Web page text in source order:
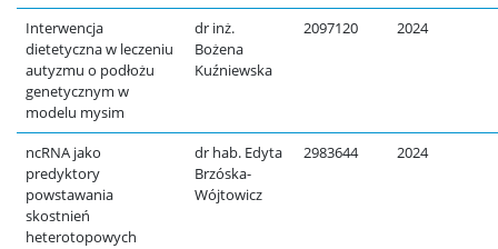
Interwencja
dietetyczna w leczeniu
autyzmu o podłożu
genetycznym w
modelu mysim
dr inż.
Bożena
Kuźniewska
2097120 2024
ncRNA jako
predyktory
powstawania
skostnień
heterotopowych
dr hab. Edyta
Brzóska-
Wójtowicz
2983644 2024